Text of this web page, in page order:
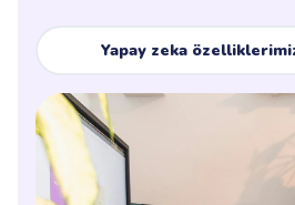
Yapay zeka